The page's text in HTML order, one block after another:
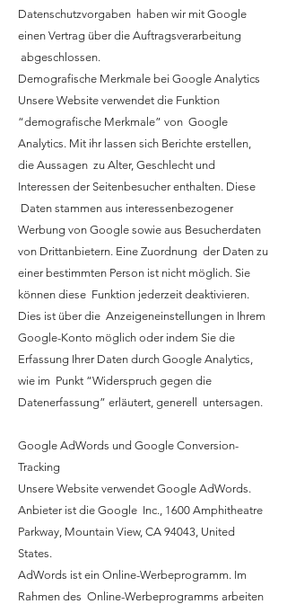
Datenschutzvorgaben haben wir mit Google
einen Vertrag über die Auftragsverarbeitung
abgeschlossen.
Demografische Merkmale bei Google Analytics
Unsere Website verwendet die Funktion
“demografische Merkmale” von Google
Analytics. Mit ihr lassen sich Berichte erstellen,
die Aussagen zu Alter, Geschlecht und
Interessen der Seitenbesucher enthalten. Diese
Daten stammen aus interessenbezogener
Werbung von Google sowie aus Besucherdaten
von Drittanbietern. Eine Zuordnung der Daten zu
einer bestimmten Person ist nicht möglich. Sie
können diese Funktion jederzeit deaktivieren.
Dies ist über die Anzeigeneinstellungen in Ihrem
Google-Konto möglich oder indem Sie die
Erfassung Ihrer Daten durch Google Analytics,
wie im Punkt “Widerspruch gegen die
Datenerfassung” erläutert, generell untersagen.
Google AdWords und Google Conversion-
Tracking
Unsere Website verwendet Google AdWords.
Anbieter ist die Google Inc., 1600 Amphitheatre
Parkway, Mountain View, CA 94043, United
States.
AdWords ist ein Online-Werbeprogramm. Im
Rahmen des Online-Werbeprogramms arbeiten